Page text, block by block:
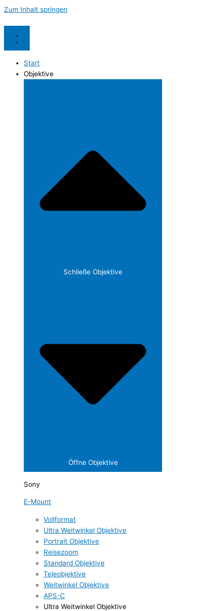
Zum Inhalt springen
Start
Objektive
Schließe Objektive
Öffne Objektive
Sony
E-Mount
Vollformat
Ultra Weitwinkel Objektive
Portrait Objektive
Reisezoom
Standard Objektive
Teleobjektive
Weitwinkel Objektive
APS-C
Ultra Weitwinkel Objektive